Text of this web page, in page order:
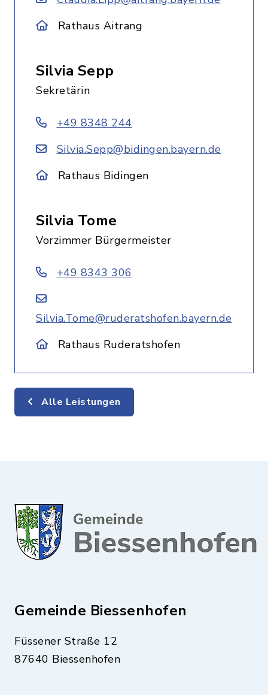
Rathaus Aitrang
Silvia Sepp
Sekretärin
+49 8348 244
Silvia.Sepp@bidingen.bayern.de
Rathaus Bidingen
Silvia Tome
Vorzimmer Bürgermeister
+49 8343 306
Silvia.Tome@ruderatshofen.bayern.de
Rathaus Ruderatshofen
Alle Leistungen
Gemeinde Biessenhofen
Füssener Straße 12
87640 Biessenhofen